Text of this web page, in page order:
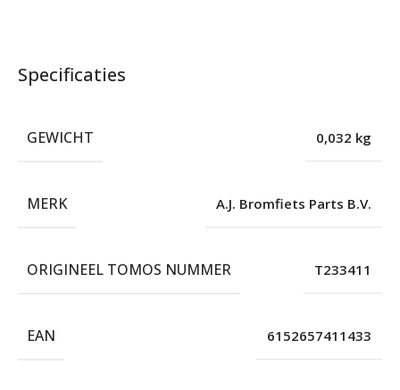
Specificaties
GEWICHT 0,032 kg
MERK A.J. Bromfiets Parts B.V.
ORIGINEEL TOMOS NUMMER T233411
EAN 6152657411433